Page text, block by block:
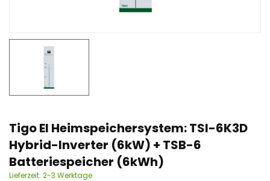
Tigo EI Heimspeichersystem: TSI-6K3D
Hybrid-Inverter (6kW) + TSB-6
Batteriespeicher (6kWh)
Lieferzeit: 2-3 Werktage